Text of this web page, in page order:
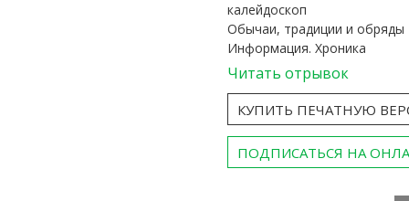
калейдоскоп
Обычаи, традиции и обряды
Информация. Хроника
Читать отрывок
КУПИТЬ ПЕЧАТНУЮ
ПОДПИСАТЬСЯ НА